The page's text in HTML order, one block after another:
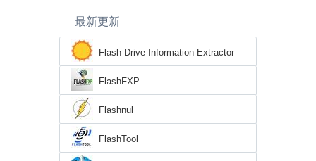
最新更新
Flash Drive Information Extractor
FlashFXP
Flashnul
FlashTool